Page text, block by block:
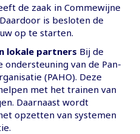
de zaak in Commewijne
is besloten de
op te starten.
lokale partners Bij de
van de Pan-
(PAHO). Deze
met het trainen van
Daarnaast wordt
opzetten van systemen